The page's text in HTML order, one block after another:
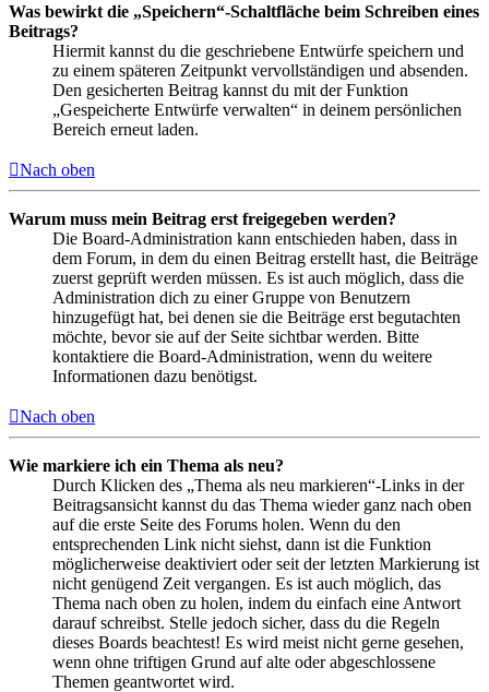
Was bewirkt die „Speichern“-Schaltfläche beim Schreiben eines
Beitrags?
Hiermit kannst du die geschriebene Entwürfe speichern und
zu einem späteren Zeitpunkt vervollständigen und absenden.
Den gesicherten Beitrag kannst du mit der Funktion
„Gespeicherte Entwürfe verwalten“ in deinem persönlichen
Bereich erneut laden.
Nach oben
Warum muss mein Beitrag erst freigegeben werden?
Die Board-Administration kann entschieden haben, dass in
dem Forum, in dem du einen Beitrag erstellt hast, die Beiträge
zuerst geprüft werden müssen. Es ist auch möglich, dass die
Administration dich zu einer Gruppe von Benutzern
hinzugefügt hat, bei denen sie die Beiträge erst begutachten
möchte, bevor sie auf der Seite sichtbar werden. Bitte
kontaktiere die Board-Administration, wenn du weitere
Informationen dazu benötigst.
Nach oben
Wie markiere ich ein Thema als neu?
Durch Klicken des „Thema als neu markieren“-Links in der
Beitragsansicht kannst du das Thema wieder ganz nach oben
auf die erste Seite des Forums holen. Wenn du den
entsprechenden Link nicht siehst, dann ist die Funktion
möglicherweise deaktiviert oder seit der letzten Markierung ist
nicht genügend Zeit vergangen. Es ist auch möglich, das
Thema nach oben zu holen, indem du einfach eine Antwort
darauf schreibst. Stelle jedoch sicher, dass du die Regeln
dieses Boards beachtest! Es wird meist nicht gerne gesehen,
wenn ohne triftigen Grund auf alte oder abgeschlossene
Themen geantwortet wird.